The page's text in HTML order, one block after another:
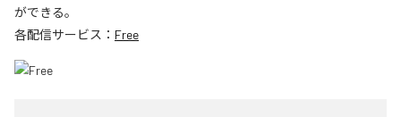
ができる。
各配信サービス： Free